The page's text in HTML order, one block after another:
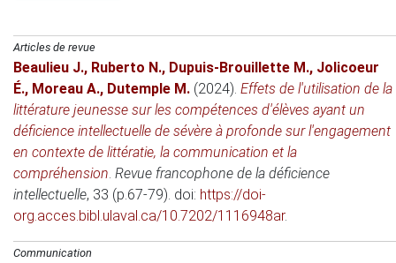
Articles de revue
Beaulieu J., Ruberto N., Dupuis-Brouillette M., Jolicoeur
É., Moreau A., Dutemple M. (2024). Effets de l'utilisation de la
littérature jeunesse sur les compétences d'élèves ayant un
déficience intellectuelle de sévère à profonde sur l'engagement
en contexte de littératie, la communication et la
compréhension. Revue francophone de la déficience
intellectuelle, 33 (p.67-79). doi: https://doi-
org.acces.bibl.ulaval.ca/10.7202/1116948ar.
Communication